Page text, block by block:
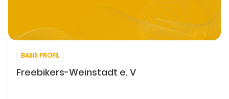
BASIS PROFIL
Freebikers-Weinstadt e. V